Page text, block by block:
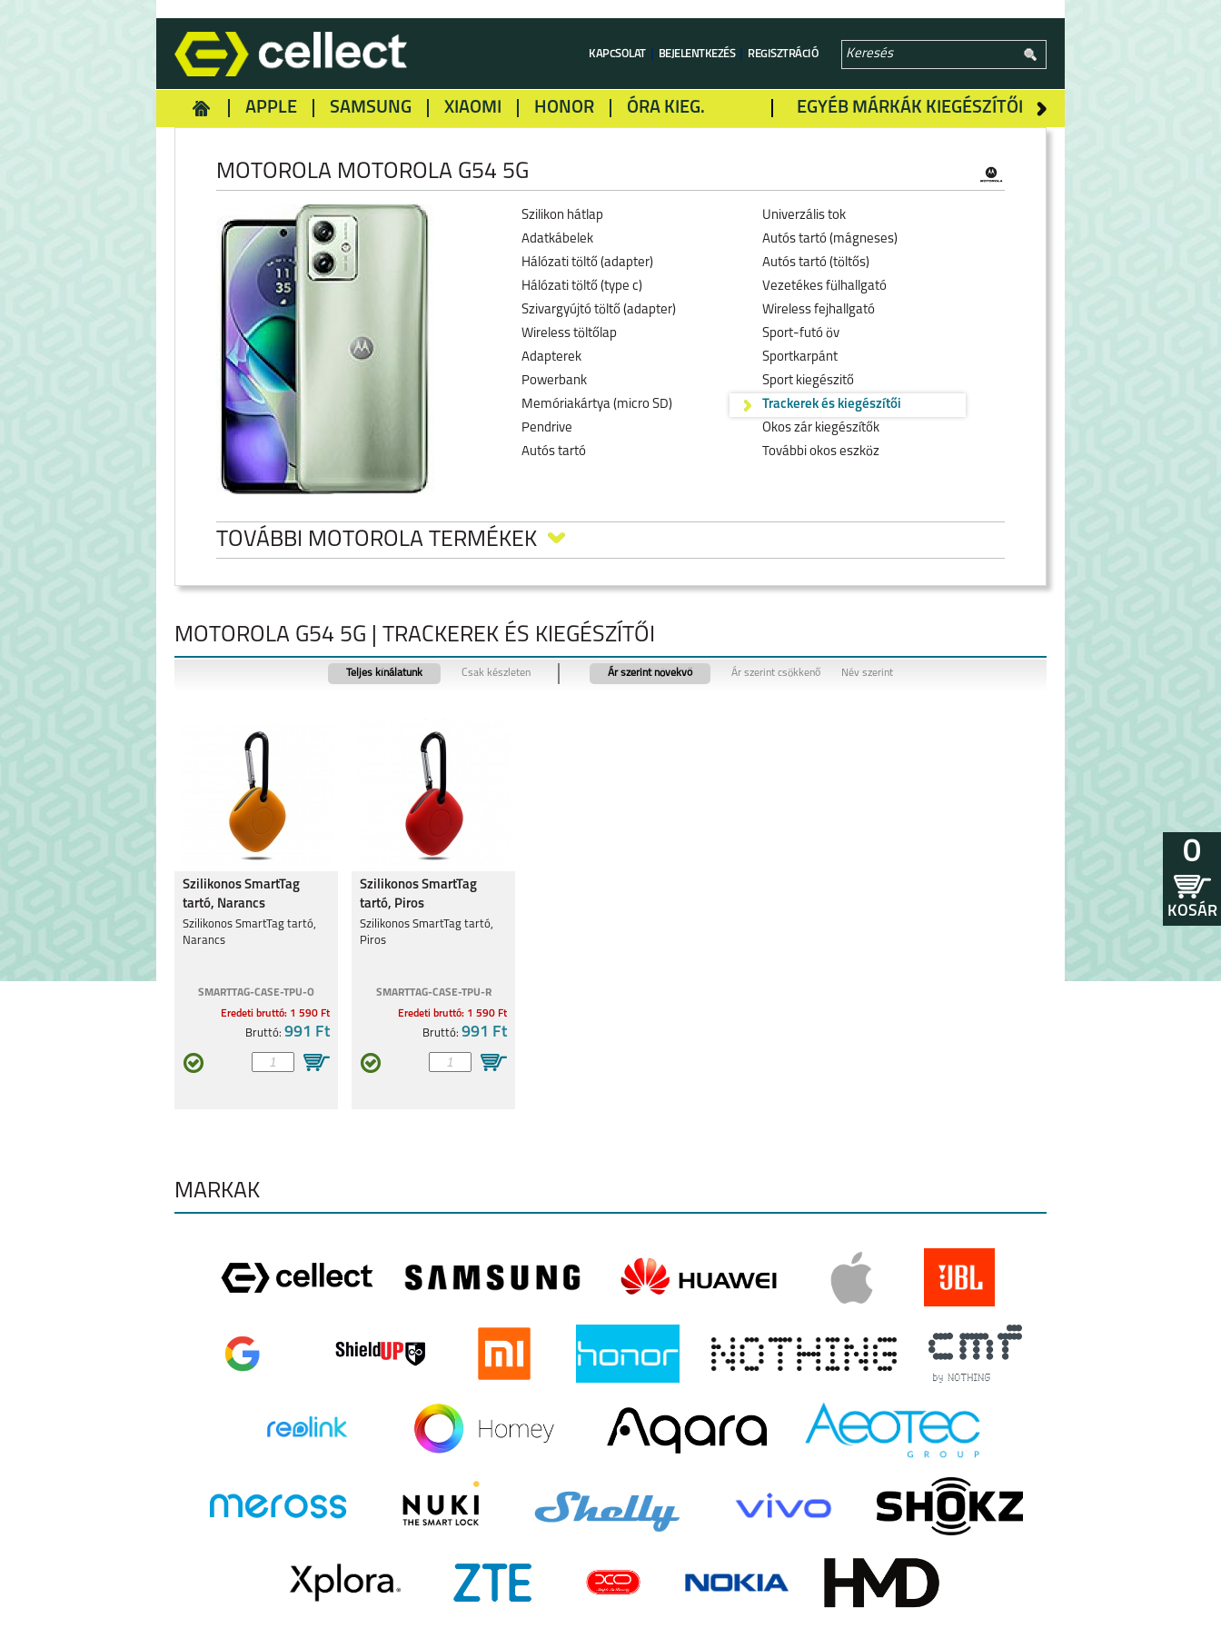
KAPCSOLAT BEJELENTKEZÉS REGISZTRÁCIÓ
EGYÉB MÁRKÁK KIEGÉSZÍTŐI
APPLE SAMSUNG XIAOMI HONOR ÓRA KIEG.
MOTOROLA MOTOROLA G54 5G
Szilikon hátlap
Adatkábelek
Hálózati töltő (adapter)
Hálózati töltő (type c)
Szivargyújtó töltő (adapter)
Wireless töltőlap
Adapterek
Powerbank
Memóriakártya (micro SD)
Pendrive
Autós tartó
Univerzális tok
Autós tartó (mágneses)
Autós tartó (töltős)
Vezetékes fülhallgató
Wireless fejhallgató
Sport-futó öv
Sportkarpánt
Sport kiegészitő
Trackerek és kiegészítői
Okos zár kiegészítők
További okos eszköz
TOVÁBBI MOTOROLA TERMÉKEK
MOTOROLA EDGE 50
FUSION 5G
MOTOROLA MOTO
G34 5G
MOTOROLA G84 5G MOTOROLA G54 5G
5G
MOTOROLA G54 5G | TRACKEREK ÉS KIEGÉSZÍTŐI
Teljes kínálatunk Csak készleten Ár szerint növekvő Ár szerint csökkenő Név szerint
Szilikonos SmartTag
tartó, Narancs
Szilikonos SmartTag tartó,
Narancs
SMARTTAG-CASE-TPU-O
Eredeti bruttó: 1 590 Ft
Bruttó: 991 Ft
Szilikonos SmartTag
tartó, Piros
Szilikonos SmartTag tartó,
Piros
SMARTTAG-CASE-TPU-R
Eredeti bruttó: 1 590 Ft
Bruttó: 991 Ft
MÁRKÁK
0
KOSÁR